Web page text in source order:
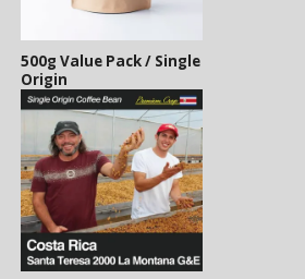
500g Value Pack / Single
Origin